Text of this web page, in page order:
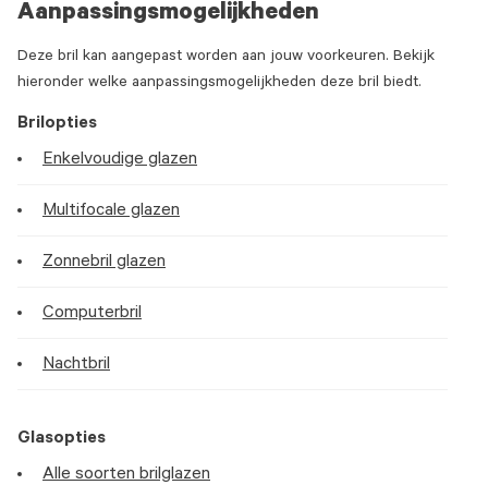
Aanpassingsmogelijkheden
Deze bril kan aangepast worden aan jouw voorkeuren. Bekijk
hieronder welke aanpassingsmogelijkheden deze bril biedt.
Brilopties
Enkelvoudige glazen
Multifocale glazen
Zonnebril glazen
Computerbril
Nachtbril
Glasopties
Alle soorten brilglazen